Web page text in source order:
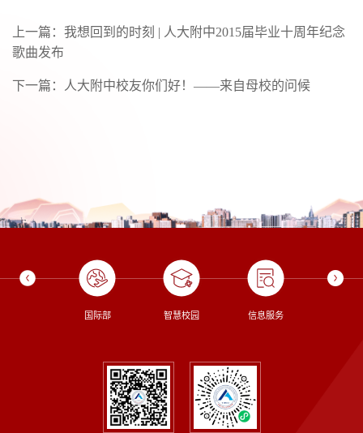
上一篇： 我想回到的时刻 | 人大附中2015届毕业十周年纪念
歌曲发布
下一篇： 人大附中校友你们好！——来自母校的问候
国际部 智慧校园 信息服务